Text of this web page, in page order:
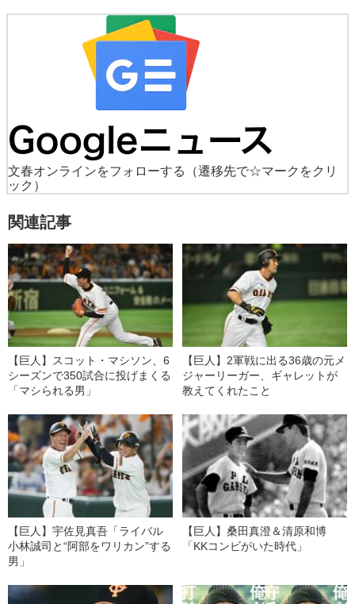
文春オンラインをフォローする
（遷移先で☆マークをクリ
ック）
関連記事
【巨人】スコット・マシソン、6
シーズンで350試合に投げまくる
「マシられる男」
【巨人】2軍戦に出る36歳の元メ
ジャーリーガー、ギャレットが
教えてくれたこと
【巨人】宇佐見真吾「ライバル
小林誠司と“阿部をワリカン”する
男」
【巨人】桑田真澄＆清原和博
「KKコンビがいた時代」